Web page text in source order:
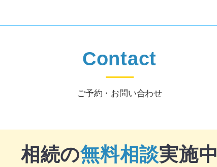
Contact
ご予約・お問い合わせ
相続の無料相談実施中